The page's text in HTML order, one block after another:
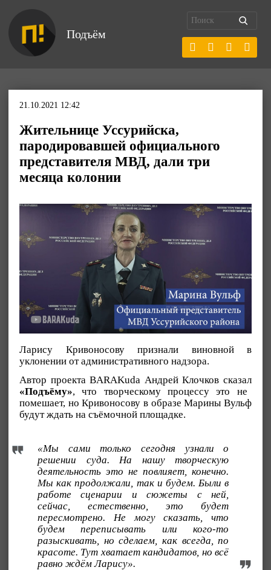
Подъём
21.10.2021 12:42
Жительнице Уссурийска,
пародировавшей официального
представителя МВД, дали три
месяца колонии
Ларису Кривоносову признали виновной в
уклонении от административного надзора.
Автор проекта BARAKuda Андрей Клочков сказал
«Подъёму», что творческому процессу это не
помешает, но Кривоносову в образе Марины Вульф
будут ждать на съёмочной площадке.
«Мы сами только сегодня узнали о
решении суда. На нашу творческую
деятельность это не повлияет, конечно.
Мы как продолжали, так и будем. Были в
работе сценарии и сюжеты с ней,
сейчас, естественно, это будет
пересмотрено. Не могу сказать, что
будем переписывать или кого-то
разыскивать, но сделаем, как всегда, по
красоте. Тут хватает кандидатов, но всё
равно ждём Ларису».